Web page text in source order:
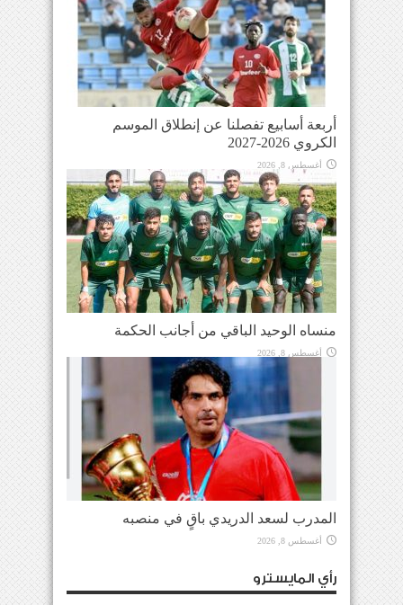
أربعة أسابيع تفصلنا عن إنطلاق الموسم
الكروي 2026-2027
أغسطس 8, 2026
منساه الوحيد الباقي من أجانب الحكمة
أغسطس 8, 2026
المدرب لسعد الدريدي باقٍ في منصبه
أغسطس 8, 2026
رأي المايسترو